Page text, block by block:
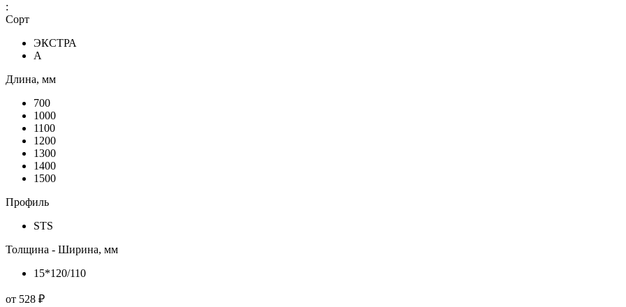
:
Сорт
ЭКСТРА
А
Длина, мм
700
1000
1100
1200
1300
1400
1500
Профиль
STS
Толщина - Ширина, мм
15*120/110
от 528 ₽